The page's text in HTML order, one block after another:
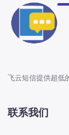
飞云短信提供超低
联系我们